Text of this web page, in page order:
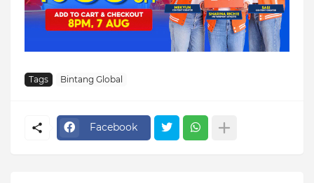
Tags Bintang Global
Facebook